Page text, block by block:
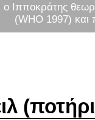
ο Ιπποκράτης
(WHO 1997) και